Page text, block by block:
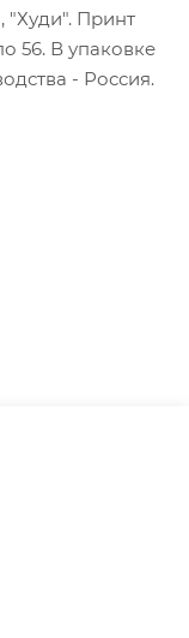
"Худи". Принт
56. В упаковке
- Россия.